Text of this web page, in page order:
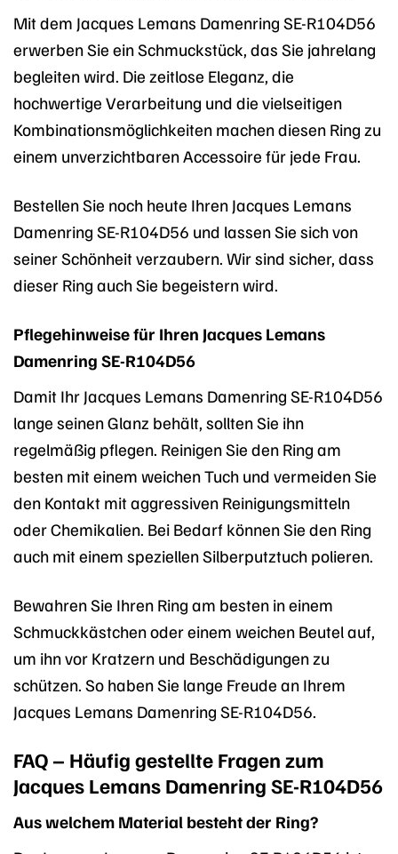
Mit dem Jacques Lemans Damenring SE-R104D56
erwerben Sie ein Schmuckstück, das Sie jahrelang
begleiten wird. Die zeitlose Eleganz, die
hochwertige Verarbeitung und die vielseitigen
Kombinationsmöglichkeiten machen diesen Ring zu
einem unverzichtbaren Accessoire für jede Frau.
Bestellen Sie noch heute Ihren Jacques Lemans
Damenring SE-R104D56 und lassen Sie sich von
seiner Schönheit verzaubern. Wir sind sicher, dass
dieser Ring auch Sie begeistern wird.
Pflegehinweise für Ihren Jacques Lemans
Damenring SE-R104D56
Damit Ihr Jacques Lemans Damenring SE-R104D56
lange seinen Glanz behält, sollten Sie ihn
regelmäßig pflegen. Reinigen Sie den Ring am
besten mit einem weichen Tuch und vermeiden Sie
den Kontakt mit aggressiven Reinigungsmitteln
oder Chemikalien. Bei Bedarf können Sie den Ring
auch mit einem speziellen Silberputztuch polieren.
Bewahren Sie Ihren Ring am besten in einem
Schmuckkästchen oder einem weichen Beutel auf,
um ihn vor Kratzern und Beschädigungen zu
schützen. So haben Sie lange Freude an Ihrem
Jacques Lemans Damenring SE-R104D56.
FAQ – Häufig gestellte Fragen zum
Jacques Lemans Damenring SE-R104D56
Aus welchem Material besteht der Ring?